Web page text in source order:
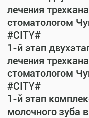
лечения
стоматологом
#CITY#
1-й этап
лечения
стоматологом
#CITY#
1-й этап
молочного зуба